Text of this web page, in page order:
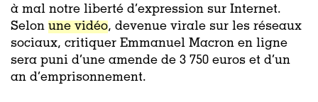
à mal notre liberté d’expression sur Internet.
Selon une vidéo, devenue virale sur les réseaux
sociaux, critiquer Emmanuel Macron en ligne
sera puni d’une amende de 3 750 euros et d’un
an d’emprisonnement.